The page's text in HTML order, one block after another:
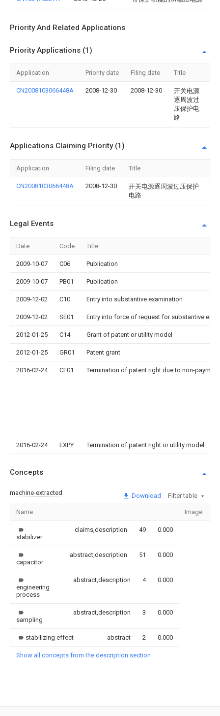
Priority And Related Applications
Priority Applications (1)
Application Priority date Filing date Title
CN2008103066448A 2008-12-30 2008-12-30
开关电源
逐周波过
压保护电
路
Applications Claiming Priority (1)
Application Filing date Title
CN2008103066448A 2008-12-30
开关电源逐周波过压保护
电路
Legal Events
Date Code Title
2009-10-07 C06 Publication
2009-10-07 PB01 Publication
2009-12-02 C10 Entry into substantive examination
2009-12-02 SE01 Entry into force of request for substantive
2012-01-25 C14 Grant of patent or utility model
2012-01-25 GR01 Patent grant
2016-02-24 CF01 Termination of patent right due to non-
2016-02-24 EXPY Termination of patent right or utility model
Concepts
machine-extracted Download Filter table
Name Image
stabilizer
claims,description 49 0.000
capacitor
abstract,description 51 0.000
engineering
process
abstract,description 4 0.000
sampling
abstract,description 3 0.000
stabilizing effect abstract 2 0.000
Show all concepts from the description section